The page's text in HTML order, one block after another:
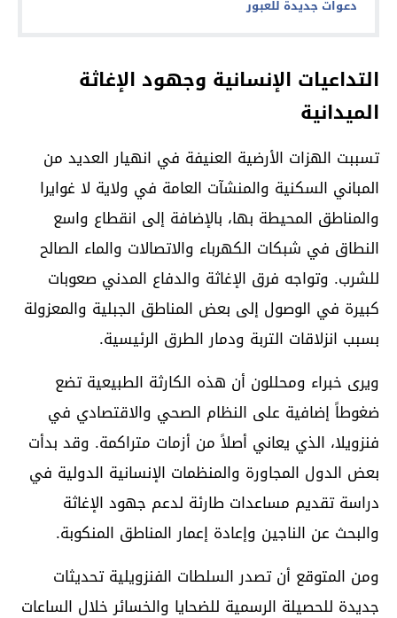
دعوات جديدة للعبور
التداعيات الإنسانية وجهود الإغاثة
الميدانية
تسببت الهزات الأرضية العنيفة في انهيار العديد من
المباني السكنية والمنشآت العامة في ولاية لا غوايرا
والمناطق المحيطة بها، بالإضافة إلى انقطاع واسع
النطاق في شبكات الكهرباء والاتصالات والماء الصالح
للشرب. وتواجه فرق الإغاثة والدفاع المدني صعوبات
كبيرة في الوصول إلى بعض المناطق الجبلية والمعزولة
بسبب انزلاقات التربة ودمار الطرق الرئيسية.
ويرى خبراء ومحللون أن هذه الكارثة الطبيعية تضع
ضغوطاً إضافية على النظام الصحي والاقتصادي في
فنزويلا، الذي يعاني أصلاً من أزمات متراكمة. وقد بدأت
بعض الدول المجاورة والمنظمات الإنسانية الدولية في
دراسة تقديم مساعدات طارئة لدعم جهود الإغاثة
والبحث عن الناجين وإعادة إعمار المناطق المنكوبة.
ومن المتوقع أن تصدر السلطات الفنزويلية تحديثات
جديدة للحصيلة الرسمية للضحايا والخسائر خلال الساعات